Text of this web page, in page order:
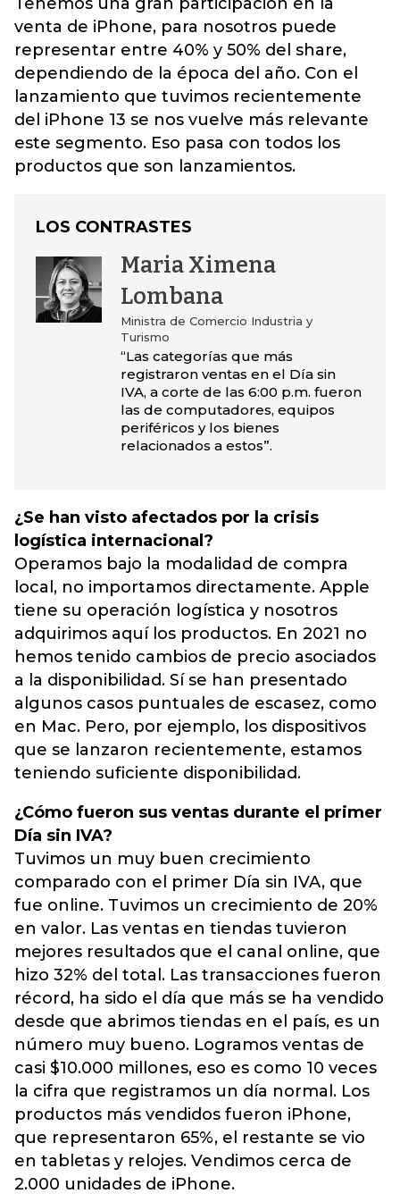
venta de iPhone, para nosotros puede
representar entre 40% y 50% del share,
dependiendo de la época del año. Con el
lanzamiento que tuvimos recientemente
del iPhone 13 se nos vuelve más relevante
este segmento. Eso pasa con todos los
productos que son lanzamientos.
LOS CONTRASTES
Maria Ximena
Lombana
Ministra de Comercio Industria y
Turismo
“Las categorías que más
registraron ventas en el Día sin
IVA, a corte de las 6:00 p.m. fueron
las de computadores, equipos
periféricos y los bienes
relacionados a estos”.
¿Se han visto afectados por la crisis
logística internacional?
Operamos bajo la modalidad de compra
local, no importamos directamente. Apple
tiene su operación logística y nosotros
adquirimos aquí los productos. En 2021 no
hemos tenido cambios de precio asociados
a la disponibilidad. Sí se han presentado
algunos casos puntuales de escasez, como
en Mac. Pero, por ejemplo, los dispositivos
que se lanzaron recientemente, estamos
teniendo suficiente disponibilidad.
¿Cómo fueron sus ventas durante el primer
Día sin IVA?
Tuvimos un muy buen crecimiento
comparado con el primer Día sin IVA, que
fue online. Tuvimos un crecimiento de 20%
en valor. Las ventas en tiendas tuvieron
mejores resultados que el canal online, que
hizo 32% del total. Las transacciones fueron
récord, ha sido el día que más se ha vendido
desde que abrimos tiendas en el país, es un
número muy bueno. Logramos ventas de
casi $10.000 millones, eso es como 10 veces
la cifra que registramos un día normal. Los
productos más vendidos fueron iPhone,
que representaron 65%, el restante se vio
en tabletas y relojes. Vendimos cerca de
2.000 unidades de iPhone.